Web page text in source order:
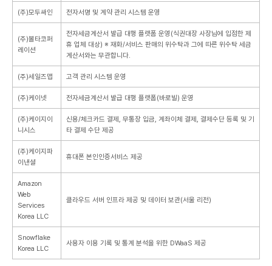
(주)모두싸인 전자서명 및 계약 관리 시스템 운영
(주)볼타코퍼
레이션
전자세금계산서 발급 대행 플랫폼 운영(식권대장 사장님에 입점한 제
휴 업체 대상) ※ 재화/서비스 판매의 위수탁과 그에 따른 위수탁 세금
계산서와는 무관합니다.
(주)세일즈맵 고객 관리 시스템 운영
(주)케이넷 전자세금계산서 발급 대행 플랫폼(바로빌) 운영
(주)케이지이
니시스
신용/체크카드 결제, 무통장 입금, 계좌이체 결제, 결제수단 등록 및 기
타 결제 수단 제공
(주)케이지파
이낸셜
휴대폰 본인인증서비스 제공
Amazon
Web
Services
Korea LLC
클라우드 서버 인프라 제공 및 데이터 보관(서울 리전)
Snowflake
Korea LLC
사용자 이용 기록 및 통계 분석을 위한 DWaaS 제공